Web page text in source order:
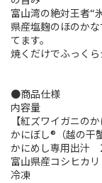
富山湾の絶対王者“
県産塩麹のほのか
てます。
焼くだけでふっくら
●商品仕様
内容量
【紅ズワイガニの
かにぼし®（越の
かにめし専用出汁
富山県産コシヒカ
冷凍